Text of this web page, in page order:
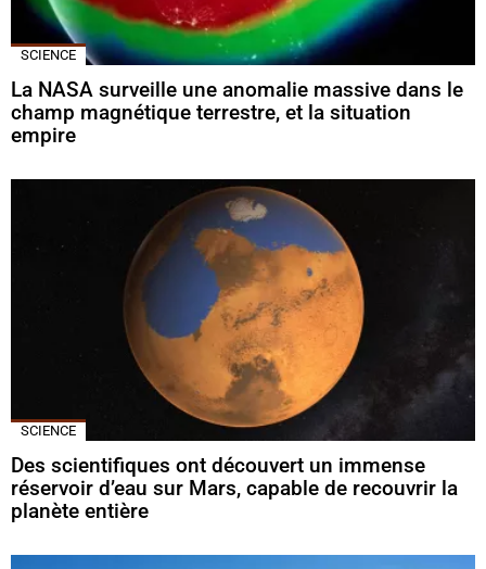
SCIENCE
La NASA surveille une anomalie massive dans le
champ magnétique terrestre, et la situation
empire
SCIENCE
Des scientifiques ont découvert un immense
réservoir d’eau sur Mars, capable de recouvrir la
planète entière